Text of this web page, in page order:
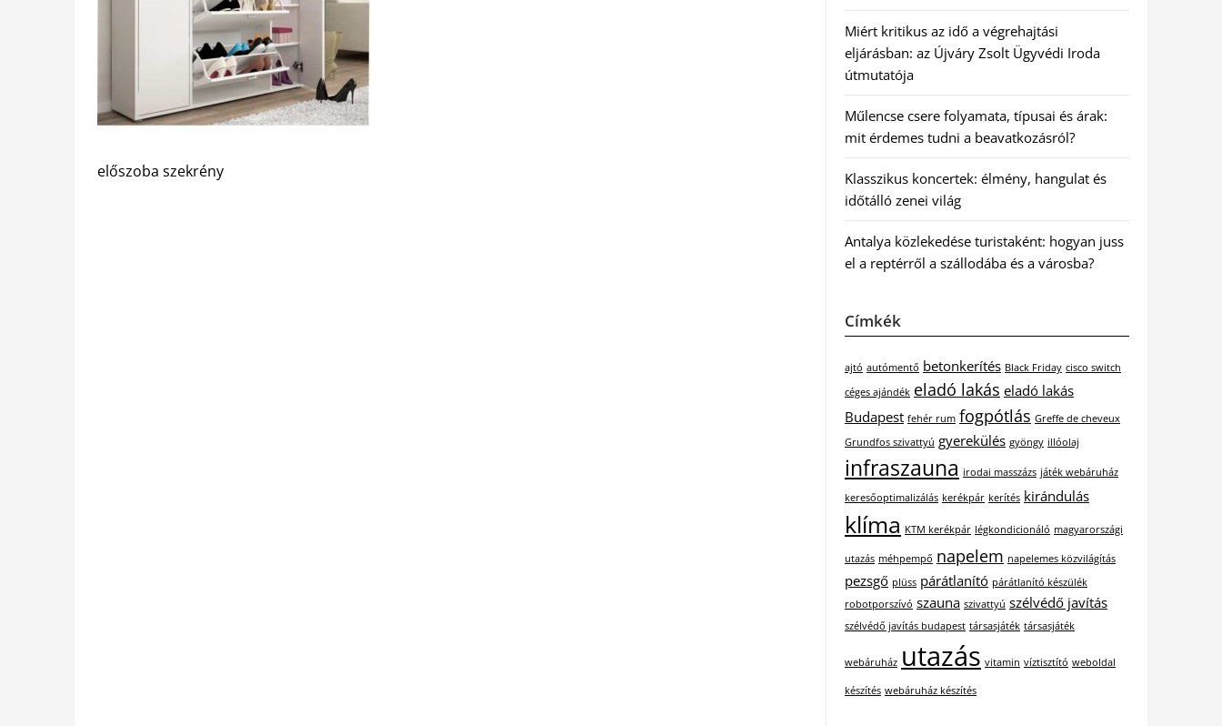
előszoba szekrény
Miért kritikus az idő a végrehajtási
eljárásban: az Újváry Zsolt Ügyvédi Iroda
útmutatója
Műlencse csere folyamata, típusai és árak:
mit érdemes tudni a beavatkozásról?
Klasszikus koncertek: élmény, hangulat és
időtálló zenei világ
Antalya közlekedése turistaként: hogyan juss
el a reptérről a szállodába és a városba?
Címkék
ajtó autómentő betonkerítés Black Friday cisco switch
céges ajándék eladó lakás eladó lakás
Budapest fehér rum fogpótlás Greffe de cheveux
Grundfos szivattyú gyerekülés gyöngy illóolaj
infraszauna irodai masszázs játék webáruház
keresőoptimalizálás kerékpár kerítés kirándulás
klíma KTM kerékpár légkondicionáló magyarországi
utazás méhpempő napelem napelemes közvilágítás
pezsgő plüss párátlanító párátlanító készülék
robotporszívó szauna szivattyú szélvédő javítás
szélvédő javítás budapest társasjáték társasjáték
webáruház utazás vitamin víztisztító weboldal
készítés webáruház készítés